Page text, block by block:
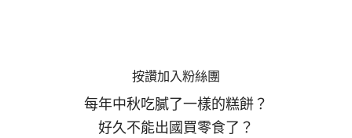
按讚加入粉絲團
每年中秋吃膩了一樣的糕餅？
好久不能出國買零食了？